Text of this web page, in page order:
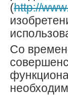
(http://
Со